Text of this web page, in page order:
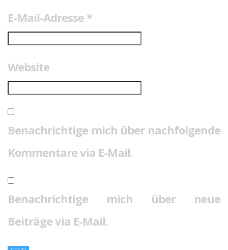
E-Mail-Adresse *
Website
Benachrichtige mich über nachfolgende
Kommentare via E-Mail.
Benachrichtige mich über neue
Beiträge via E-Mail.